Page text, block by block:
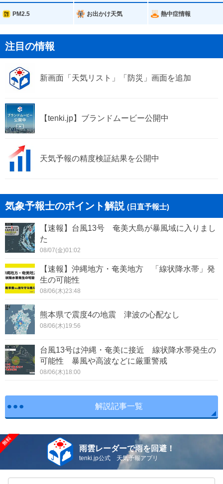
PM2.5 お出かけ天気 熱中症情報
注目の情報
新画面「天気リスト」「防災」画面を追加
【tenki.jp】ブランドムービー公開中
天気予報の精度検証結果を公開中
気象予報士のポイント解説 (日直予報士)
【速報】台風13号 奄美大島が暴風域に入りまし
た
08/07(金)01:02
【速報】沖縄地方・奄美地方 「線状降水帯」発
生の可能性
08/06(木)23:48
熊本県で震度4の地震 津波の心配なし
08/06(木)19:56
台風13号は沖縄・奄美に接近 線状降水帯発生の
可能性 暴風や高波などに厳重警戒
08/06(木)18:00
解説記事一覧
雨雲レーダーで雨を回避！
tenki.jp公式 天気予報アプリ